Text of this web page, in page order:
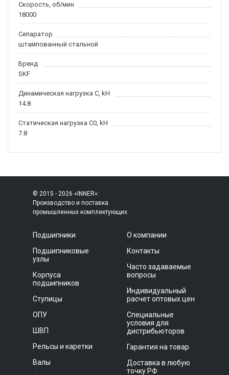
Скорость, об/мин
18000
Сепаратор
штампованный стальной
Бренд
SKF
Динамическая нагрузка C, kН
14.8
Статическая нагрузка C0, kH
7.8
© 2015 - 2026 «INNER»:
Производство и поставка
промышленных комплектующих
Подшипники
Подшипниковые
узлы
Корпуса
подшипников
Ступицы
ОПУ
ШВП
Рельсы и каретки
Валы
О компании
Контакты
Часто задаваемые
вопросы
Индивидуальный
расчет оптовых цен
Специальные
условия для
дистрибьюторов
Гарантия на товар
Доставка в любую
точку РФ